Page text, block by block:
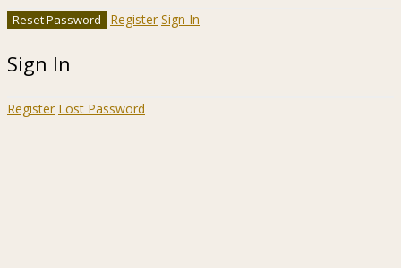
Register Sign In
Sign In
Register Lost Password